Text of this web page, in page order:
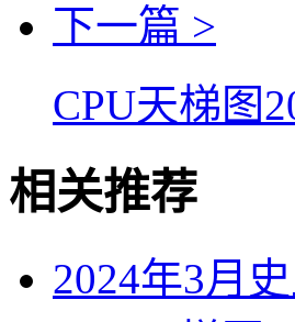
下一篇 >
CPU天梯图
相关推荐
2024年3月